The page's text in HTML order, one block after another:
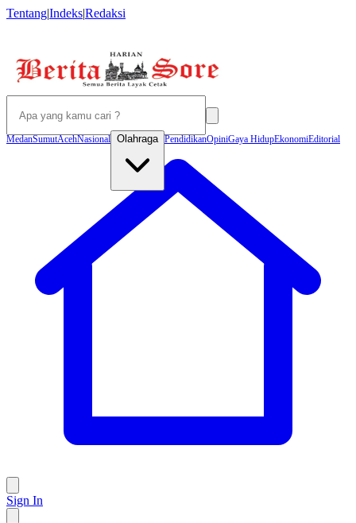
Tentang|Indeks|Redaksi
MedanSumutAcehNasional Olahraga PendidikanOpiniGaya HidupEkonomiEditorial
Sign In